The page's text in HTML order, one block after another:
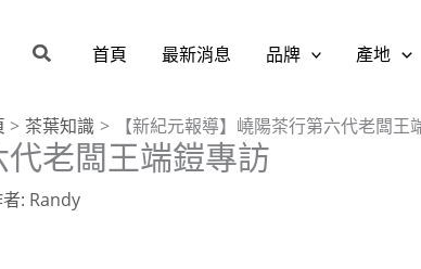
搜
首頁 最新消息 品牌 產地
茶葉知識 【新紀元報導】嶢陽茶行第六代老闆王
代老闆王端鎧專訪
: Randy